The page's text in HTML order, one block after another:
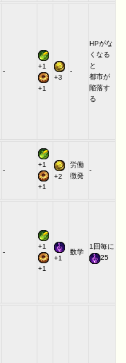
-
+1
+1
+3
-
HPがな
くなる
と
都市が
陥落す
る
-
+1
+1
+2
労働
徴発
-
-
+1
+1
+1
数学
1回毎に
25